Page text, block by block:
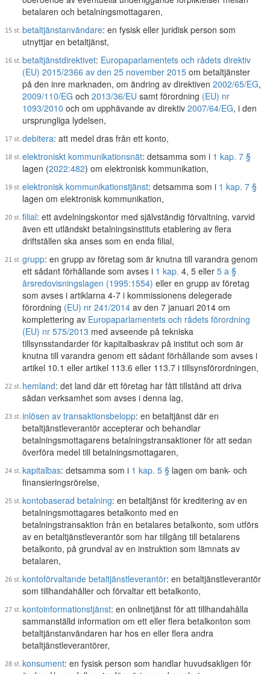
betalaren och betalningsmottagaren,
betaltjänstanvändare: en fysisk eller juridisk person som
utnyttjar en betaltjänst,
betaltjänstdirektivet: Europaparlamentets och rådets direktiv
(EU) 2015/2366 av den 25 november 2015 om betaltjänster
på den inre marknaden, om ändring av direktiven 2002/65/EG,
2009/110/EG och 2013/36/EU samt förordning (EU) nr
1093/2010 och om upphävande av direktiv 2007/64/EG, i den
ursprungliga lydelsen,
debitera: att medel dras från ett konto,
elektroniskt kommunikationsnät: detsamma som i 1 kap. 7 §
lagen (2022:482) om elektronisk kommunikation,
elektronisk kommunikationstjänst: detsamma som i 1 kap. 7 §
lagen om elektronisk kommunikation,
filial: ett avdelningskontor med självständig förvaltning, varvid
även ett utländskt betalningsinstituts etablering av flera
driftställen ska anses som en enda filial,
grupp: en grupp av företag som är knutna till varandra genom
ett sådant förhållande som avses i 1 kap. 4, 5 eller 5 a §
årsredovisningslagen (1995:1554) eller en grupp av företag
som avses i artiklarna 4-7 i kommissionens delegerade
förordning (EU) nr 241/2014 av den 7 januari 2014 om
komplettering av Europaparlamentets och rådets förordning
(EU) nr 575/2013 med avseende på tekniska
tillsynsstandarder för kapitalbaskrav på institut och som är
knutna till varandra genom ett sådant förhållande som avses i
artikel 10.1 eller artikel 113.6 eller 113.7 i tillsynsförordningen,
hemland: det land där ett företag har fått tillstånd att driva
sådan verksamhet som avses i denna lag,
inlösen av transaktionsbelopp: en betaltjänst där en
betaltjänstleverantör accepterar och behandlar
betalningsmottagarens betalningstransaktioner för att sedan
överföra medel till betalningsmottagaren,
kapitalbas: detsamma som i 1 kap. 5 § lagen om bank- och
finansieringsrörelse,
kontobaserad betalning: en betaltjänst för kreditering av en
betalningsmottagares betalkonto med en
betalningstransaktion från en betalares betalkonto, som utförs
av en betaltjänstleverantör som har tillgång till betalarens
betalkonto, på grundval av en instruktion som lämnats av
betalaren,
kontoförvaltande betaltjänstleverantör: en betaltjänstleverantör
som tillhandahåller och förvaltar ett betalkonto,
kontoinformationstjänst: en onlinetjänst för att tillhandahålla
sammanställd information om ett eller flera betalkonton som
betaltjänstanvändaren har hos en eller flera andra
betaltjänstleverantörer,
konsument: en fysisk person som handlar huvudsakligen för